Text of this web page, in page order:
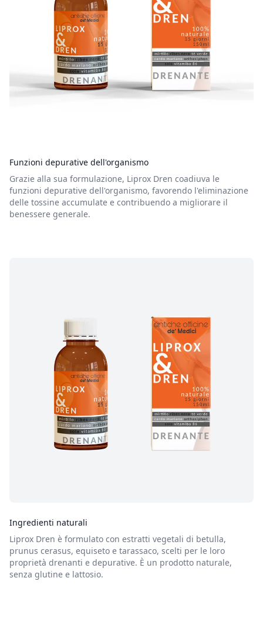
Funzioni depurative dell'organismo
Grazie alla sua formulazione, Liprox Dren coadiuva le
funzioni depurative dell'organismo, favorendo l'eliminazione
delle tossine accumulate e contribuendo a migliorare il
benessere generale.
Ingredienti naturali
Liprox Dren è formulato con estratti vegetali di betulla,
prunus cerasus, equiseto e tarassaco, scelti per le loro
proprietà drenanti e depurative. È un prodotto naturale,
senza glutine e lattosio.